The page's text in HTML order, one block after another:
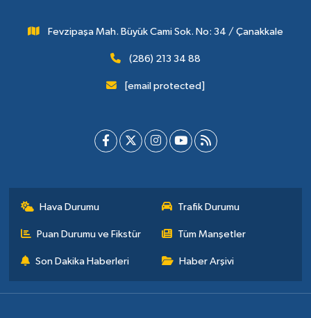
Fevzipaşa Mah. Büyük Cami Sok. No: 34 / Çanakkale
(286) 213 34 88
[email protected]
Hava Durumu Trafik Durumu
Puan Durumu ve Fikstür Tüm Manşetler
Son Dakika Haberleri Haber Arşivi